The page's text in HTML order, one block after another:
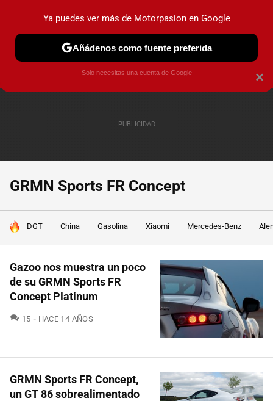
PRUEBAS COCHES ELÉCTRICOS OBSERVATORIO
GRMN Sports FR Concept
HOY SE HABLA DE
DGT China Gasolina Xiaomi Mercedes-Benz
Gazoo nos muestra un poco
de su GRMN Sports FR
Concept Platinum
15 COMENTARIOS
HACE 14 AÑOS
GRMN Sports FR Concept,
un GT 86 sobrealimentado
×
Ya puedes ver más de Motorpasion en Google
Añádenos como fuente preferida
Solo necesitas una cuenta de Google